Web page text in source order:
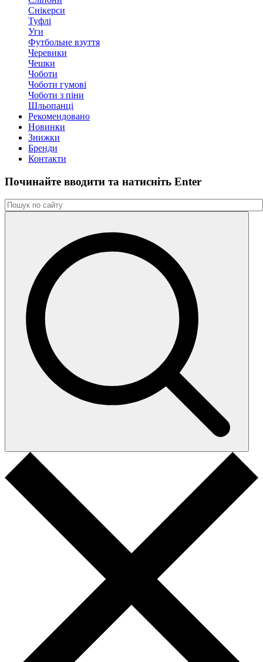
Снікерси
Туфлі
Уги
Футбольне взуття
Черевики
Чешки
Чоботи
Чоботи гумові
Чоботи з піни
Шльопанці
Рекомендовано
Новинки
Знижки
Бренди
Контакти
Починайте вводити та натиснiть Enter